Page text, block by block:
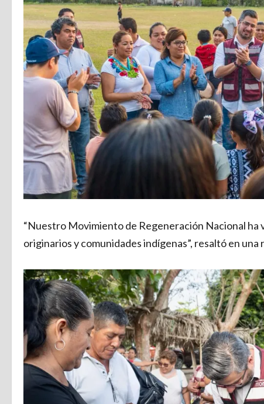
“Nuestro Movimiento de Regeneración Nacional
originarios y comunidades indígenas”, resaltó en